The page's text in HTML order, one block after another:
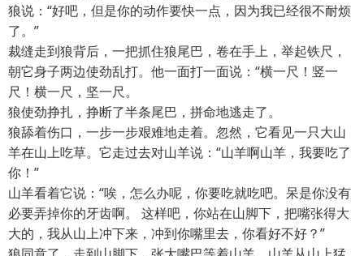
狼说：“好吧，但是你的动作要快一点，因为我已经很不耐烦
了。”
裁缝走到狼背后，一把抓住狼尾巴，卷在手上，举起铁尺，
朝它身子两边使劲乱打。他一面打一面说：“横一尺！竖一
尺！横一尺，坚一尺。
狼使劲挣扎，挣断了半条尾巴，拼命地逃走了。
狼舔着伤口，一步一步艰难地走着。忽然，它看见一只大山
羊在山上吃草。它走过去对山羊说：“山羊啊山羊，我要吃了
你！”
山羊看着它说：“唉，怎么办呢，你要吃就吃吧。呆是你没有
必要弄掉你的牙齿啊。 这样吧，你站在山脚下，把嘴张得大
大的，我从山上冲下来，冲到你嘴里去，你看好不好？”